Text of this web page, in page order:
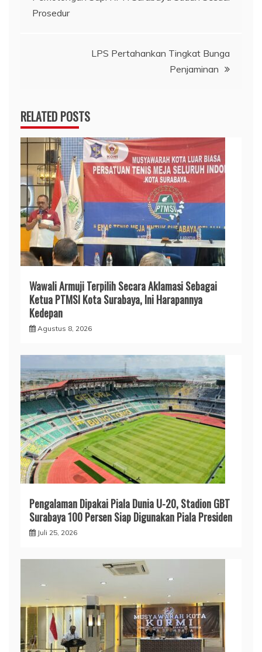
pos
Prosedur
LPS Pertahankan Tingkat Bunga
Penjaminan
RELATED POSTS
Wawali Armuji Terpilih Secara Aklamasi Sebagai
Ketua PTMSI Kota Surabaya, Ini Harapannya
Kedepan
Agustus 8, 2026
Pengalaman Dipakai Piala Dunia U-20, Stadion GBT
Surabaya 100 Persen Siap Digunakan Piala Presiden
Juli 25, 2026